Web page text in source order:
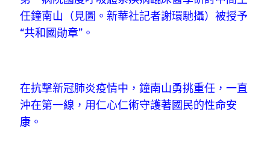
任鐘南山（見圖。新華社記者謝環馳攝）被授予
“共和國勛章”。
在抗擊新冠肺炎疫情中，鐘南山勇挑重任，一直
沖在第一線，用仁心仁術守護著國民的性命安
康。